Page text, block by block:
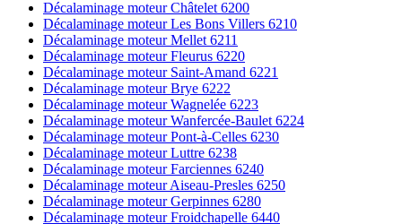
Décalaminage moteur Châtelet 6200
Décalaminage moteur Les Bons Villers 6210
Décalaminage moteur Mellet 6211
Décalaminage moteur Fleurus 6220
Décalaminage moteur Saint-Amand 6221
Décalaminage moteur Brye 6222
Décalaminage moteur Wagnelée 6223
Décalaminage moteur Wanfercée-Baulet 6224
Décalaminage moteur Pont-à-Celles 6230
Décalaminage moteur Luttre 6238
Décalaminage moteur Farciennes 6240
Décalaminage moteur Aiseau-Presles 6250
Décalaminage moteur Gerpinnes 6280
Décalaminage moteur Froidchapelle 6440